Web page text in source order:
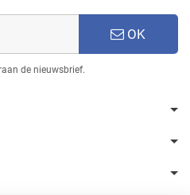
OK
de nieuwsbrief.